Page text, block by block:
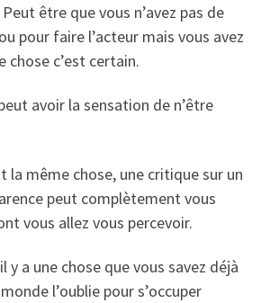
être que vous n’avez pas de
pour faire l’acteur mais vous avez
c’est certain.
avoir la sensation de n’être
la même chose, une critique sur un
peut complètement vous
vous allez vous percevoir.
y a une chose que vous savez déjà
l’oublie pour s’occuper